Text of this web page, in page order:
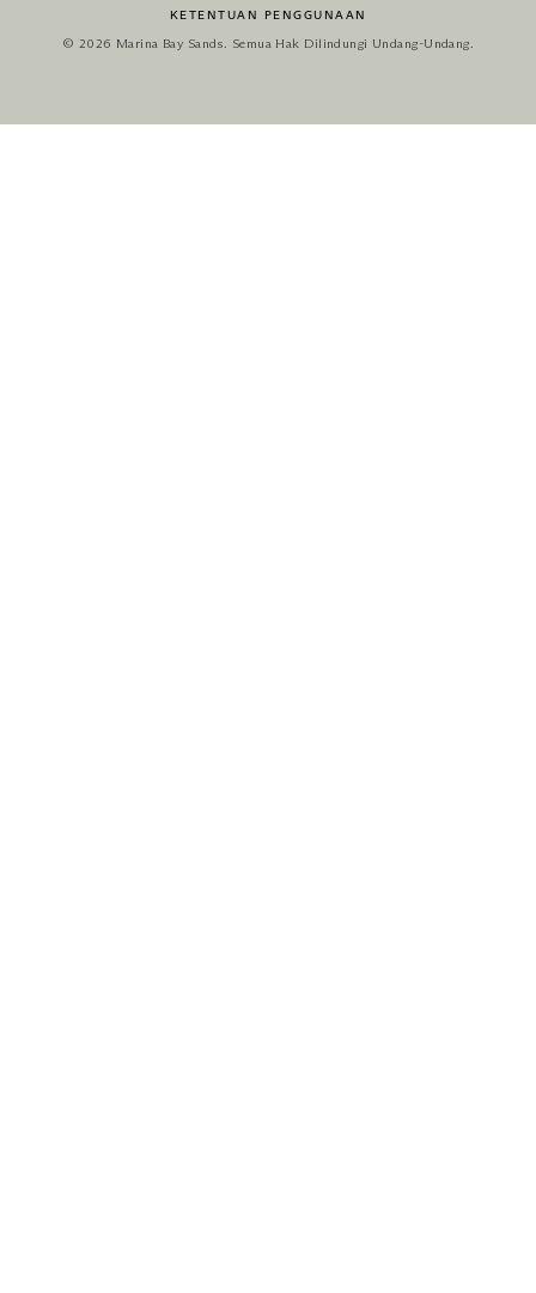
KETENTUAN PENGGUNAAN
© 2026 Marina Bay Sands. Semua Hak Dilindungi Undang-Undang.